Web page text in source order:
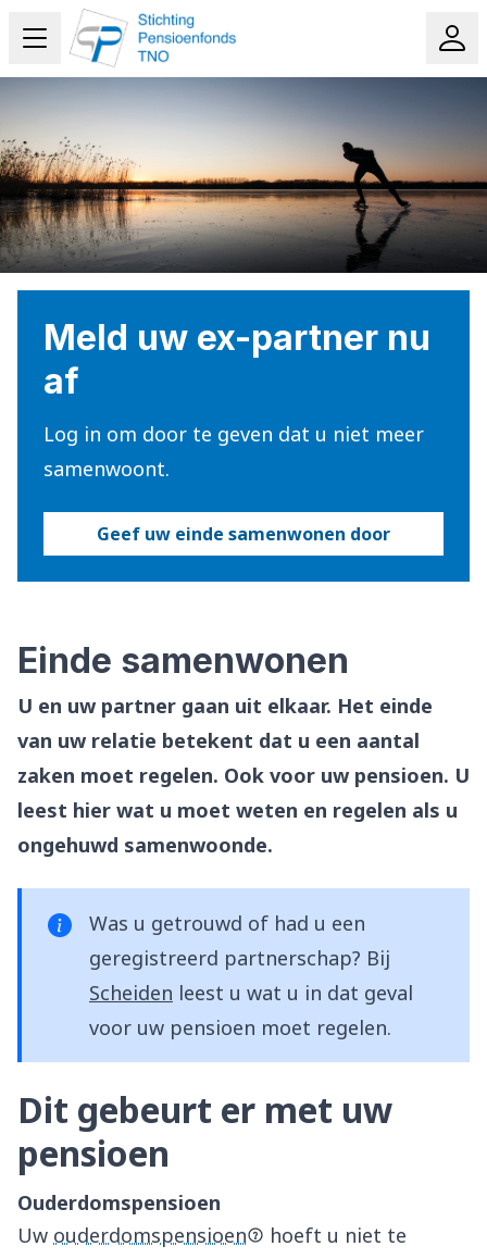
Meld uw ex-partner nu
af
Log in om door te geven dat u niet meer
samenwoont.
Geef uw einde samenwonen door
Einde samenwonen
U en uw partner gaan uit elkaar. Het einde
van uw relatie betekent dat u een aantal
zaken moet regelen. Ook voor uw pensioen. U
leest hier wat u moet weten en regelen als u
ongehuwd samenwoonde.
Was u getrouwd of had u een
geregistreerd partnerschap? Bij
Scheiden leest u wat u in dat geval
voor uw pensioen moet regelen.
Dit gebeurt er met uw
pensioen
Ouderdomspensioen
Uw ouderdomspensioen
hoeft u niet te